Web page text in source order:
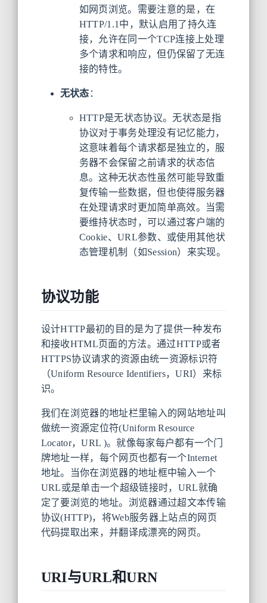
如网页浏览。需要注意的是，在
HTTP/1.1中，默认启用了持久连
接，允许在同一个TCP连接上处理
多个请求和响应，但仍保留了无连
接的特性。
无状态 ：
HTTP是无状态协议。无状态是指
协议对于事务处理没有记忆能力，
这意味着每个请求都是独立的，服
务器不会保留之前请求的状态信
息。这种无状态性虽然可能导致重
复传输一些数据，但也使得服务器
在处理请求时更加简单高效。当需
要维持状态时，可以通过客户端的
Cookie、URL参数、或使用其他状
态管理机制（如Session）来实现。
协议功能
设计HTTP最初的目的是为了提供一种发布
和接收HTML页面的方法。通过HTTP或者
HTTPS协议请求的资源由统一资源标识符
（Uniform Resource Identifiers，URI）来标
识。
我们在浏览器的地址栏里输入的网站地址叫
做统一资源定位符(Uniform Resource
Locator，URL )。就像每家每户都有一个门
牌地址一样，每个网页也都有一个Internet
地址。当你在浏览器的地址框中输入一个
URL或是单击一个超级链接时，URL就确
定了要浏览的地址。浏览器通过超文本传输
协议(HTTP)，将Web服务器上站点的网页
代码提取出来，并翻译成漂亮的网页。
URI与URL和URN